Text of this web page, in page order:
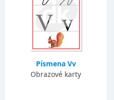
Písmena Vv
Obrazové karty